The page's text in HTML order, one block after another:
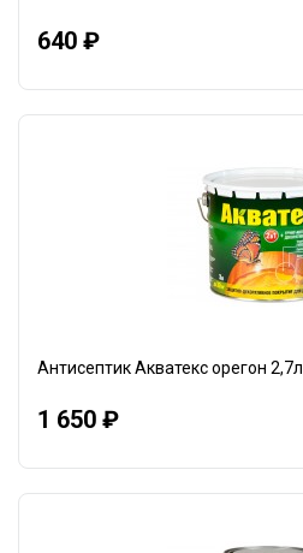
640 ₽
Антисептик Акватекс орегон 2,7л
1 650 ₽